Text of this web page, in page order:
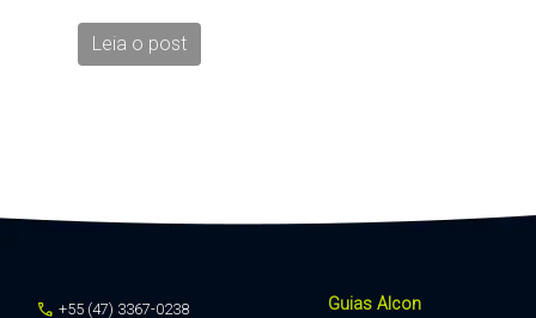
Leia o post
call +55 (47) 3367-0238 Guias Alcon